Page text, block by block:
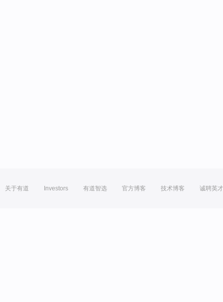
关于有道 Investors 有道智选 官方博客 技术博客 诚聘英才